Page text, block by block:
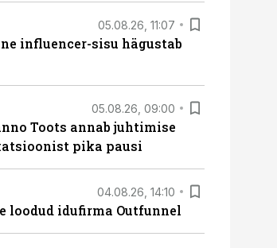
05.08.26, 11:07
influencer-sisu hägustab
05.08.26, 09:00
Toots annab juhtimise
pika pausi
04.08.26, 14:10
loodud idufirma Outfunnel